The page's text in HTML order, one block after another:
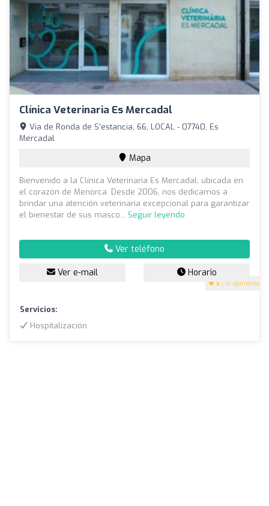
Clínica Veterinaria Es Mercadal
5 (76 opiniones)
Via de Ronda de S'estancia, 66, LOCAL - 07740, Es
Mercadal
Mapa
Bienvenido a la Clínica Veterinaria Es Mercadal, ubicada en
el corazón de Menorca. Desde 2006, nos dedicamos a
brindar una atención veterinaria excepcional para garantizar
el bienestar de sus masco... Seguir leyendo
Ver teléfono
Ver e-mail Horario
Servicios:
Hospitalización